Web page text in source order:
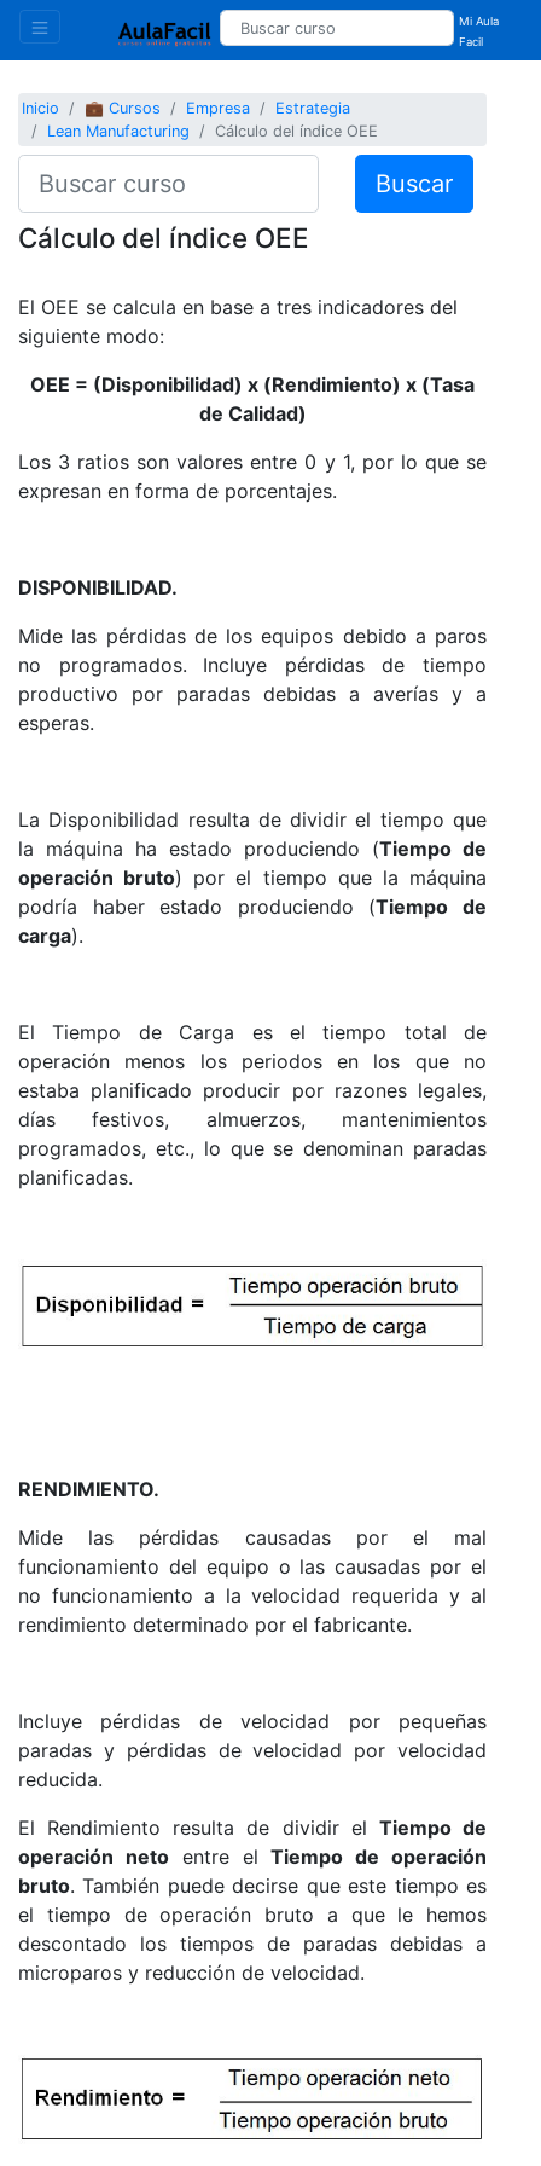
Mi Aula
Facil
Inicio 💼 Cursos Empresa
Estrategia
Lean Manufacturing
Cálculo del índice OEE
Buscar
Cálculo del índice OEE
El OEE se calcula en base a tres indicadores del
siguiente modo:
OEE = (Disponibilidad) x (Rendimiento) x (Tasa
de Calidad)
Los 3 ratios son valores entre 0 y 1, por lo que se
expresan en forma de porcentajes.
DISPONIBILIDAD.
Mide las pérdidas de los equipos debido a paros
no programados.
Incluye pérdidas de tiempo
productivo por paradas debidas a averías y a
esperas.
La Disponibilidad resulta de dividir el tiempo que
la máquina ha estado produciendo (Tiempo de
operación bruto) por el tiempo que la máquina
podría haber estado produciendo (Tiempo de
carga).
El Tiempo de Carga es el tiempo total de
operación menos los periodos en los que no
estaba planificado producir por razones legales,
días festivos, almuerzos, mantenimientos
programados, etc., lo que se denominan paradas
planificadas.
RENDIMIENTO.
Mide las pérdidas causadas por el mal
funcionamiento del equipo o las causadas por el
no funcionamiento a la velocidad requerida y al
rendimiento determinado por el fabricante.
Incluye pérdidas de velocidad por pequeñas
paradas y pérdidas de velocidad por velocidad
reducida.
El Rendimiento resulta de dividir el Tiempo de
operación netoentre elTiempo de operación
bruto. También puede decirse que este tiempo es
el tiempo de operación bruto a que le hemos
descontado los tiempos de paradas debidas a
microparos y reducción de velocidad.